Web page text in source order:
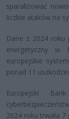
sparaliżować
liczbie ataków na
Dane z 2024 roku
energetyczny w
europejskie
ponad 11
Europejski
2024 roku trwała 7